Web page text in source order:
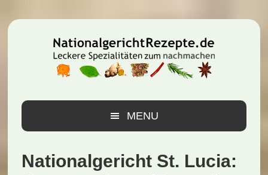
Hauptnavigation
Inhalt
Seitenspalte
MENU
Nationalgericht St. Lucia: